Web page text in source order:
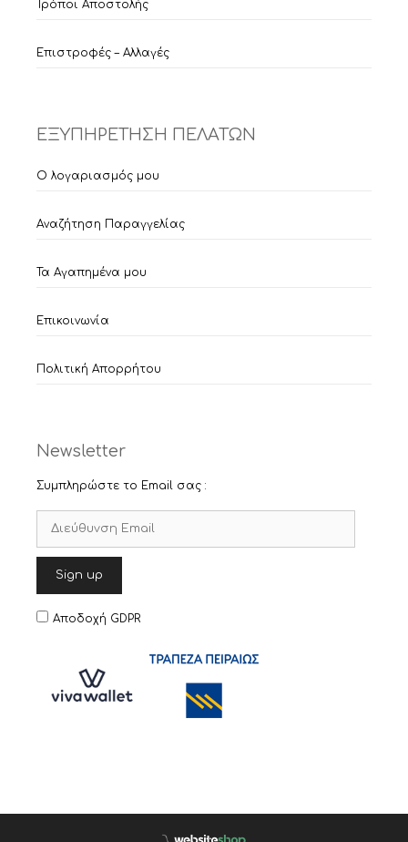
Τρόποι Αποστολής
Επιστροφές – Αλλαγές
ΕΞΥΠΗΡΕΤΗΣΗ ΠΕΛΑΤΩΝ
Ο λογαριασμός μου
Αναζήτηση Παραγγελίας
Τα Αγαπημένα μου
Επικοινωνία
Πολιτική Απορρήτου
Newsletter
Συμπληρώστε το Email σας :
Αποδοχή GDPR